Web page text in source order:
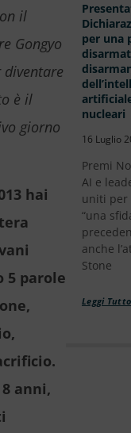
il
Gongyo
diventare
è il
giorno
hai
5 parole
anni,
per una
nucleari
16 Luglio
Premi
AI e
uniti per
“una
anche
Stone
Leggi Tutto